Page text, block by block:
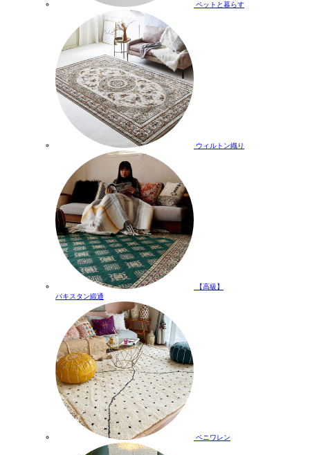
ペットと暮らす
ウィルトン織り
【高級】
パキスタン緞通
ベニワレン